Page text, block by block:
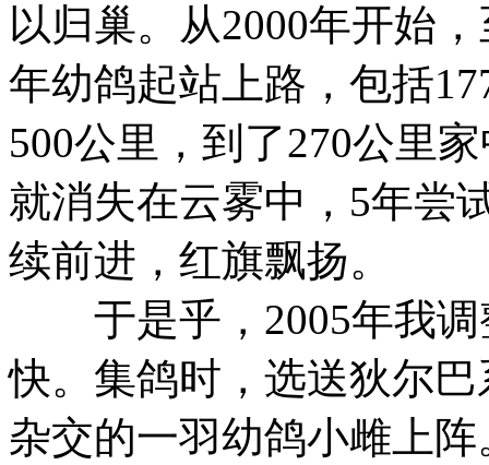
以归巢。从2000年开始
年幼鸽起站上路，包括
500公里，到了270公里
就消失在云雾中，5年尝
续前进，红旗飘扬。
于是乎，2005年我调
快。集鸽时，选送狄尔
杂交的一羽幼鸽小雌上